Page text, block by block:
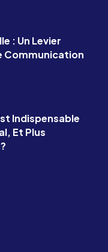
: Un Levier
Communication
Indispensable
Et Plus